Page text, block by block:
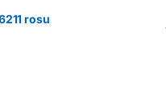
rosu